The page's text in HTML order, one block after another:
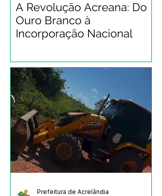
A Revolução Acreana: Do
Ouro Branco à
Incorporação Nacional
Prefeitura de Acrelândia